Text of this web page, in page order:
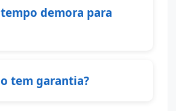
demora para
tem garantia?